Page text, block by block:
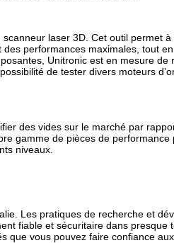
laser 3D. Cet outil permet
performances maximales, tout
Unitronic est en mesure de
de tester divers moteurs
des vides sur le marché par
gamme de pièces de
niveaux.
Les pratiques de recherche et
fiable et sécuritaire dans presque
que vous pouvez faire confiance